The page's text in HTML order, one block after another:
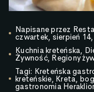
Napisane przez
czwartek, sierpień 14,
Kuchnia kreteńska,
Żywność, Regiony
Tagi: Kreteńska
kreteńskie, Kreta,
gastronomia